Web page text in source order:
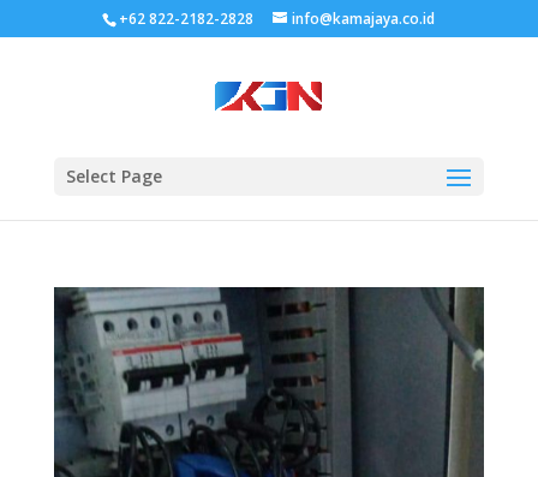
+62 822-2182-2828 info@kamajaya.co.id
Select Page